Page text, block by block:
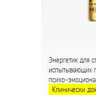
Энергетик для
испытывающих
психо-
Клинически